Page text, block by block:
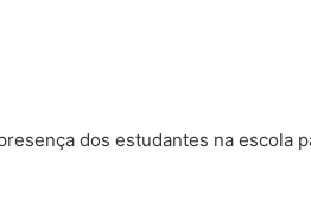
dos estudantes na escola